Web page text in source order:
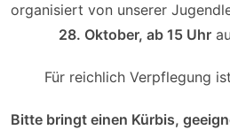
organisiert von unserer
28. Oktober, ab 15 Uhr
Für reichlich Verpflegung
Bitte bringt einen Kürbis,